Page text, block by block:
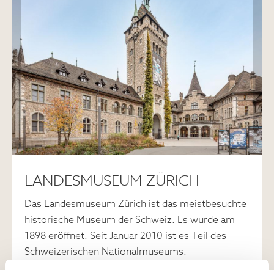
LANDESMUSEUM ZÜRICH
Das Landesmuseum Zürich ist das meistbesuchte
historische Museum der Schweiz. Es wurde am
1898 eröffnet. Seit Januar 2010 ist es Teil des
Schweizerischen Nationalmuseums.